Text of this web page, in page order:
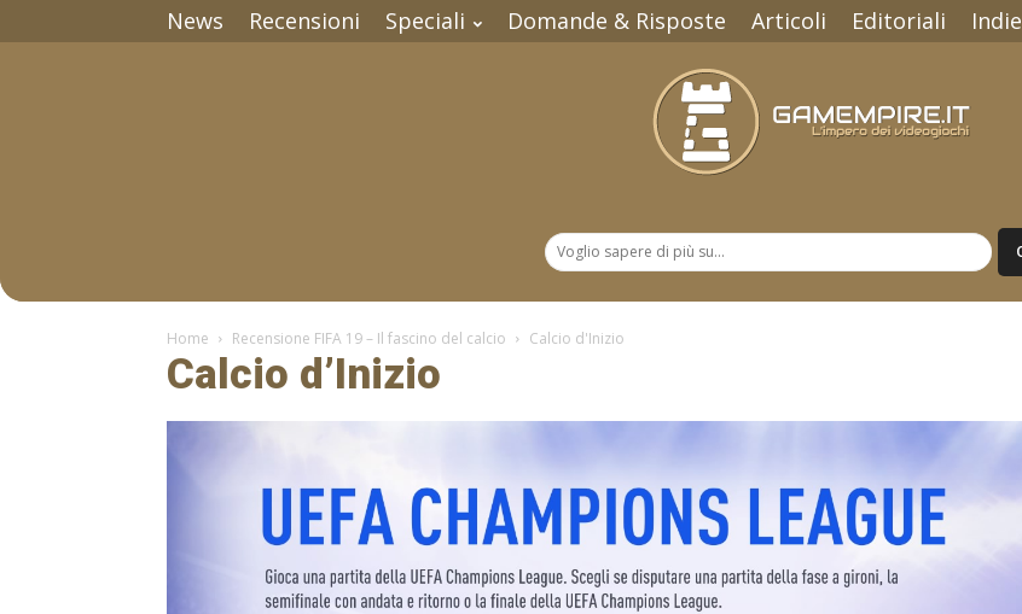
News Recensioni Speciali Domande & Risposte Articoli Editoriali Indie
Home Recensione FIFA 19 – Il fascino del calcio Calcio d'Inizio
Calcio d’Inizio